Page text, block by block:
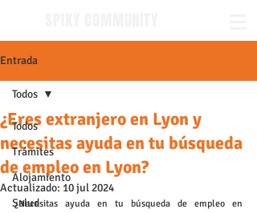
Entrada
Todos
Trámites
Alojamiento
Salud
Todos
¿Eres extranjero en Lyon y
necesitas ayuda en tu búsqueda
de empleo en Lyon?
Actualizado: 10 jul 2024
¿Necesitas ayuda en tu búsqueda de empleo en